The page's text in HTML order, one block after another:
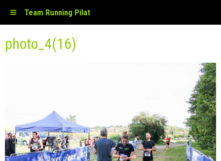
Team Running Pilat
photo_4(16)